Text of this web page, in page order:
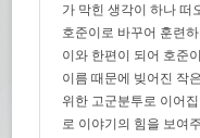
가 막힌 생각이 하나 떠
호준이로 바꾸어 훈련
이와 한편이 되어 호준
이름 때문에 빚어진 작
위한 고군분투로 이어
로 이야기의 힘을 보여